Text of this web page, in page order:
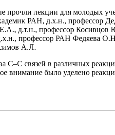
прочли лекции для молодых
РАН, д.х.н., профессор
д.т.н., профессор Косивцов
профессор РАН Федяева
А.Л.
С–С связей в различных
внимание было уделено